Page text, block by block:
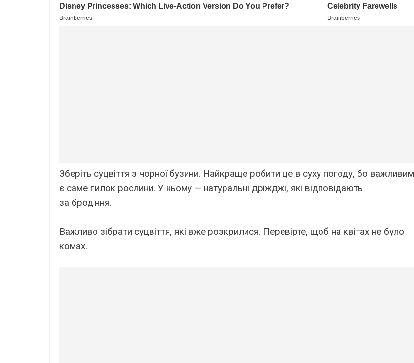
Зберіть суцвіття з чорної бузини. Найкраще робити це в суху погоду, бо важливим
є саме пилок рослини. У ньому — натуральні дріжджі, які відповідають
за бродіння.
Важливо зібрати суцвіття, які вже розкрилися. Перевірте, щоб на квітах не було
комах.